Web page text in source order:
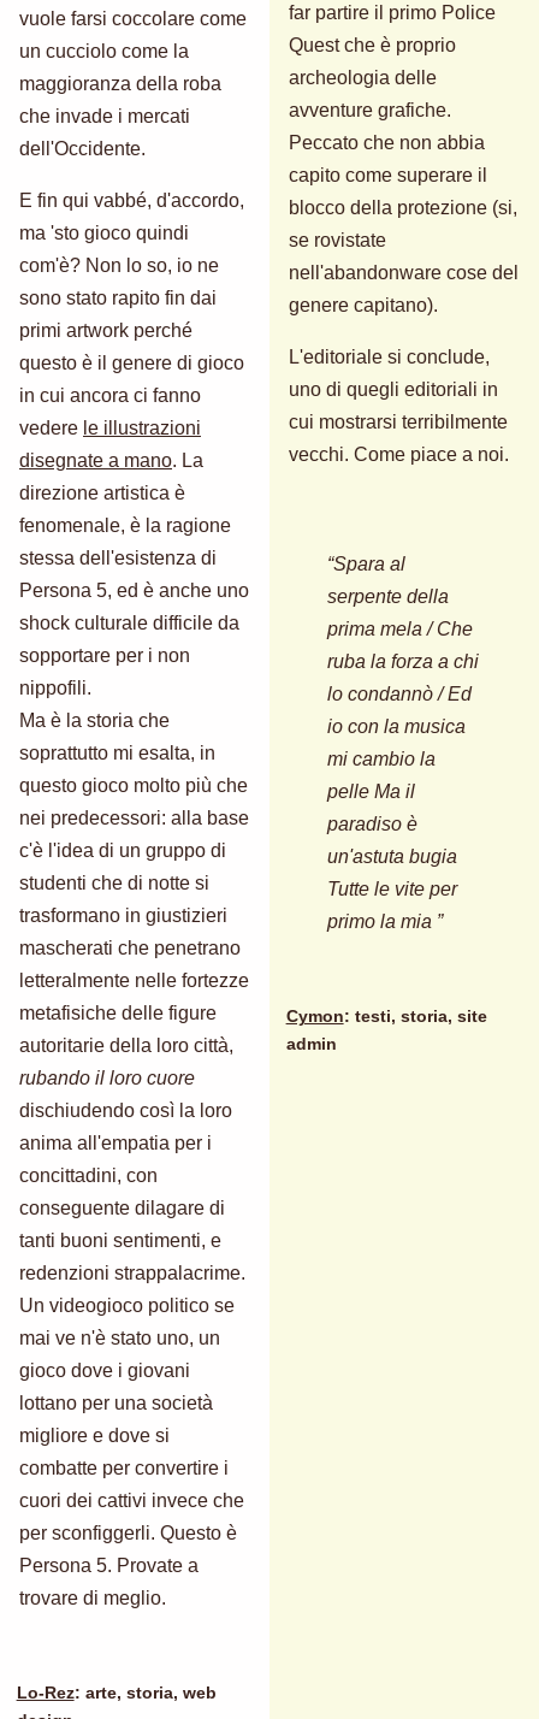
vuole farsi coccolare come
un cucciolo come la
maggioranza della roba
che invade i mercati
dell'Occidente.
E fin qui vabbé, d'accordo,
ma 'sto gioco quindi
com'è? Non lo so, io ne
sono stato rapito fin dai
primi artwork perché
questo è il genere di gioco
in cui ancora ci fanno
vedere le illustrazioni
disegnate a mano. La
direzione artistica è
fenomenale, è la ragione
stessa dell'esistenza di
Persona 5, ed è anche uno
shock culturale difficile da
sopportare per i non
nippofili.
Ma è la storia che
soprattutto mi esalta, in
questo gioco molto più che
nei predecessori: alla base
c'è l'idea di un gruppo di
studenti che di notte si
trasformano in giustizieri
mascherati che penetrano
letteralmente nelle fortezze
metafisiche delle figure
autoritarie della loro città,
rubando il loro cuore
dischiudendo così la loro
anima all'empatia per i
concittadini, con
conseguente dilagare di
tanti buoni sentimenti, e
redenzioni strappalacrime.
Un videogioco politico se
mai ve n'è stato uno, un
gioco dove i giovani
lottano per una società
migliore e dove si
combatte per convertire i
cuori dei cattivi invece che
per sconfiggerli. Questo è
Persona 5. Provate a
trovare di meglio.
Lo-Rez: arte, storia, web
far partire il primo Police
Quest che è proprio
archeologia delle
avventure grafiche.
Peccato che non abbia
capito come superare il
blocco della protezione (si,
se rovistate
nell'abandonware cose del
genere capitano).
L'editoriale si conclude,
uno di quegli editoriali in
cui mostrarsi terribilmente
vecchi. Come piace a noi.
“Spara al
serpente della
prima mela / Che
ruba la forza a chi
lo condannò / Ed
io con la musica
mi cambio la
pelle Ma il
paradiso è
un'astuta bugia
Tutte le vite per
primo la mia ”
Cymon: testi, storia, site
admin